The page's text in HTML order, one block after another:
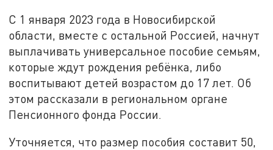
С 1 января 2023 года в Новосибирской
области, вместе с остальной Россией, начнут
выплачивать универсальное пособие семьям,
которые ждут рождения ребёнка, либо
воспитывают детей возрастом до 17 лет. Об
этом рассказали в региональном органе
Пенсионного фонда России.
Уточняется, что размер пособия составит 50,